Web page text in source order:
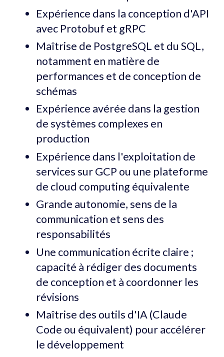
Expérience dans la conception d'API
avec Protobuf et gRPC
Maîtrise de PostgreSQL et du SQL,
notamment en matière de
performances et de conception de
schémas
Expérience avérée dans la gestion
de systèmes complexes en
production
Expérience dans l'exploitation de
services sur GCP ou une plateforme
de cloud computing équivalente
Grande autonomie, sens de la
communication et sens des
responsabilités
Une communication écrite claire ;
capacité à rédiger des documents
de conception et à coordonner les
révisions
Maîtrise des outils d'IA (Claude
Code ou équivalent) pour accélérer
le développement